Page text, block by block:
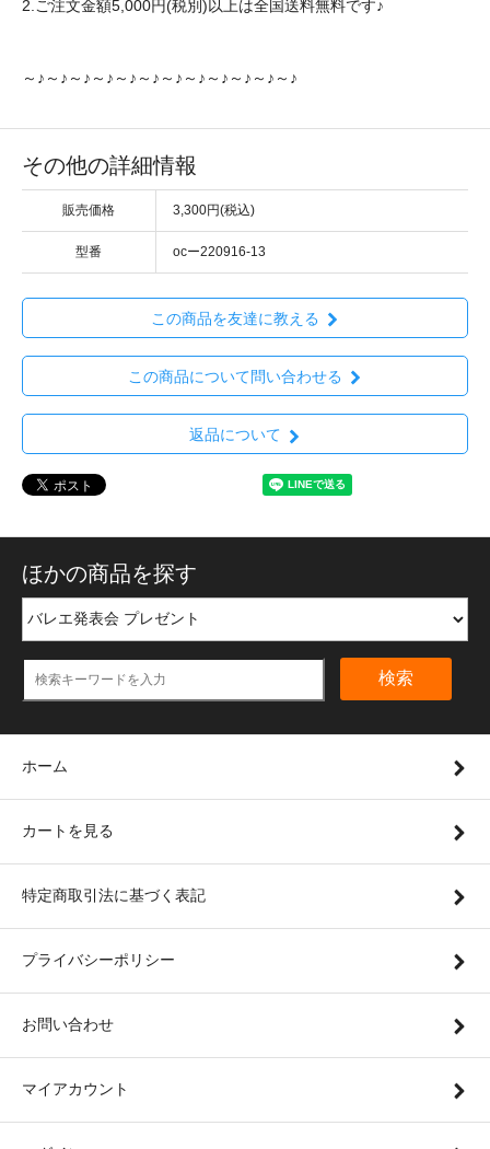
2.ご注文金額5,000円(税別)以上は全国送料無料です♪
～♪～♪～♪～♪～♪～♪～♪～♪～♪～♪～♪～♪
その他の詳細情報
販売価格 3,300円(税込)
型番 ocー220916-13
この商品を友達に教える
この商品について問い合わせる
返品について
ほかの商品を探す
検索
ホーム
カートを見る
特定商取引法に基づく表記
プライバシーポリシー
お問い合わせ
マイアカウント